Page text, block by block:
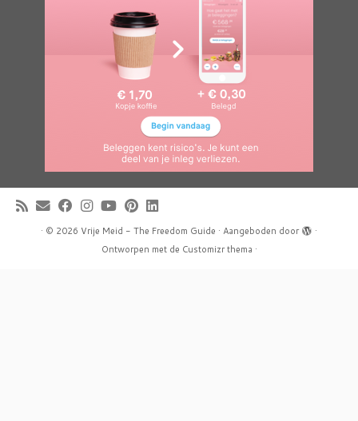
· © 2026 Vrije Meid - The Freedom Guide · Aangeboden door
·
Ontworpen met de Customizr thema ·